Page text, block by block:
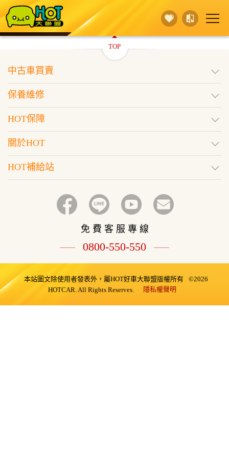
賣 車
行銷活動 據點查詢 HOT保障
TOP
中古車買賣
保養維修
HOT保障
關於HOT
HOT補給站
免 費 客 服 專 線
0800-550-550
本站圖文除使用者發表外，屬HOT好車大聯盟版權所有
©2026
HOTCAR. All Rights Reserves.
隱私權聲明